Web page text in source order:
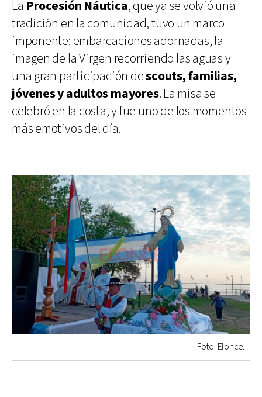
La Procesión Náutica, que ya se volvió una
tradición en la comunidad, tuvo un marco
imponente: embarcaciones adornadas, la
imagen de la Virgen recorriendo las aguas y
una gran participación descouts, familias,
jóvenes y adultos mayores. La misa se
celebró en la costa, y fue uno de los momentos
más emotivos del día.
Foto: Elonce.